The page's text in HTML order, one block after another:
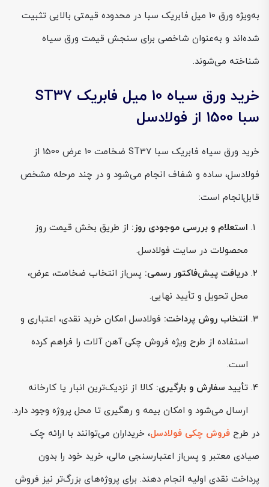
به‌ویژه ورق 10 میل فابریک سبا در محدوده قیمتی بالایی تثبیت
شده‌اند و به‌عنوان شاخصی برای سنجش قیمت ورق سیاه
شناخته می‌شوند.
خرید ورق سیاه 10 میل فابریک ST37
سبا 1500 از فولادسل
خرید ورق سیاه فابریک سبا ST37 ضخامت 10 عرض 1500 از
فولادسل، ساده و شفاف انجام می‌شود و در چند مرحله مشخص
قابل‌انجام است:
استعلام و بررسی موجودی روز: از طریق بخش قیمت روز
محصولات در سایت فولادسل.
دریافت پیش‌فاکتور رسمی: پس‌از انتخاب ضخامت، عرض،
محل تحویل و تأیید نهایی.
انتخاب روش پرداخت: فولادسل امکان خرید نقدی، اعتباری و
استفاده از طرح ویژه فروش چکی آهن آلات را فراهم کرده
است.
تأیید سفارش و بارگیری: کالا از نزدیک‌ترین انبار یا کارخانه
ارسال می‌شود و امکان بیمه و رهگیری تا محل پروژه وجود دارد.
در طرح فروش چکی فولادسل، خریداران می‌توانند با ارائه چک
صیادی معتبر و پس‌از اعتبارسنجی مالی، خرید خود را بدون
پرداخت نقدی اولیه انجام دهند. برای پروژه‌های بزرگ‌تر نیز فروش